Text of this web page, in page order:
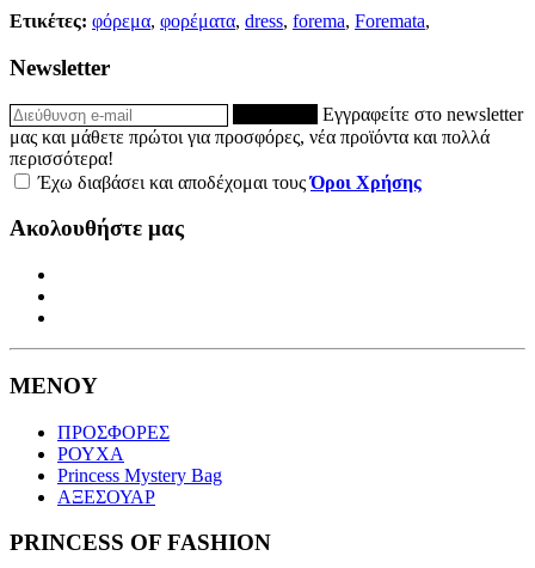
Ετικέτες: φόρεμα, φορέματα, dress, forema, Foremata,
Newsletter
Εγγραφείτε στο newsletter
μας και μάθετε πρώτοι για προσφόρες, νέα προϊόντα και πολλά
περισσότερα!
Έχω διαβάσει και αποδέχομαι τουςΌροι Χρήσης
Ακολουθήστε μας
ΜΕΝΟΥ
ΠΡΟΣΦΟΡΕΣ
ΡΟΥΧΑ
Princess Mystery Bag
ΑΞΕΣΟΥΑΡ
PRINCESS OF FASHION